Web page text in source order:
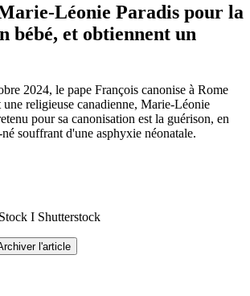
Léonie Paradis pour la
bébé, et obtiennent un
2024, le pape François canonise à Rome
religieuse canadienne, Marie-Léonie
pour sa canonisation est la guérison, en
souffrant d'une asphyxie néonatale.
I Shutterstock
l'article